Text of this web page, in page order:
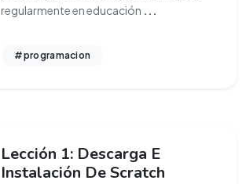
regularmente en educación ...
#programacion
Lección 1: Descarga E
Instalación De Scratch